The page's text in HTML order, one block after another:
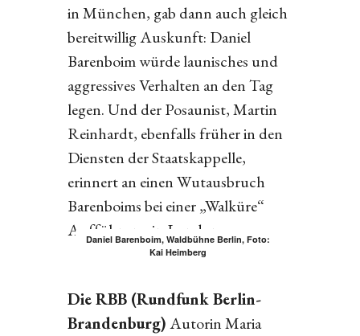
in München, gab dann auch gleich
bereitwillig Auskunft: Daniel
Barenboim würde launisches und
aggressives Verhalten an den Tag
legen. Und der Posaunist, Martin
Reinhardt, ebenfalls früher in den
Diensten der Staatskappelle,
erinnert an einen Wutausbruch
Barenboims bei einer „Walküre“
Aufführung in London.
Daniel Barenboim, Waldbühne Berlin, Foto:
Kai Heimberg
Die RBB (Rundfunk Berlin-
Brandenburg)Autorin Maria